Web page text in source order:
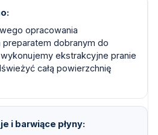
opracowania
dobranym do
wykonujemy ekstrakcyjne pranie
całą powierzchnię
i barwiące płyny